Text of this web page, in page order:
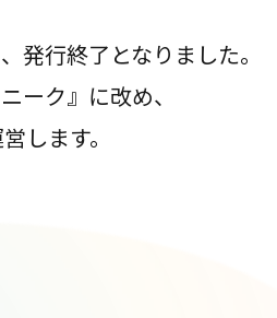
発行終了となりました。
ーク』に改め、
します。